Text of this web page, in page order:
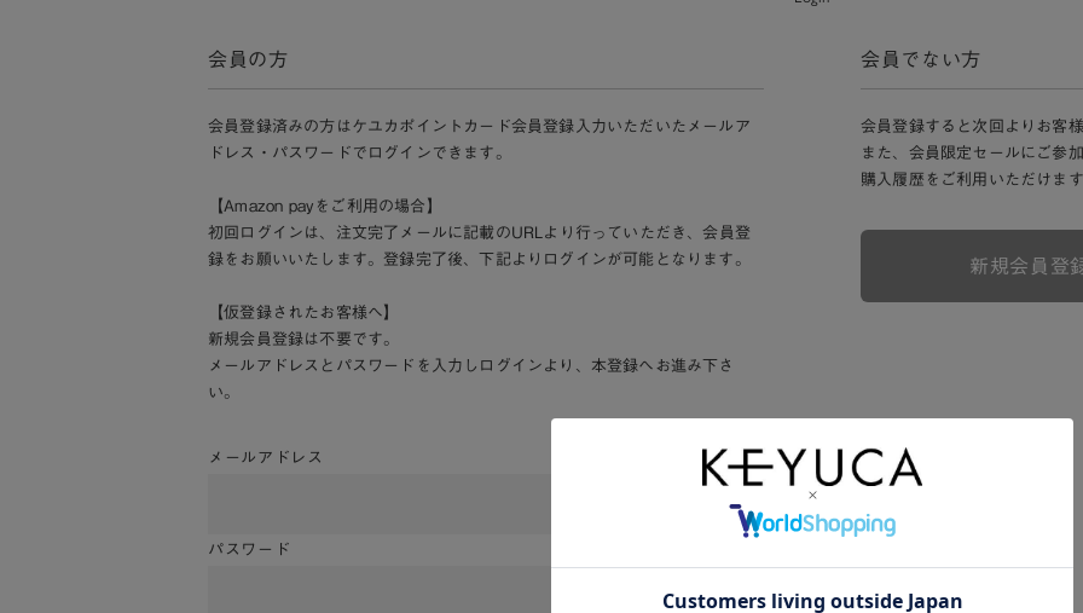
会員の方
会員登録済みの方はケユカポイントカード会員登録入力いただいたメールア
ドレス・パスワードでログインできます。
【Amazon payをご利用の場合】
初回ログインは、注文完了メールに記載のURLより行っていただき、会員登
録をお願いいたします。登録完了後、下記よりログインが可能となります。
【仮登録されたお客様へ】
新規会員登録は不要です。
メールアドレスとパスワードを入力しログインより、本登録へお進み下さ
い。
メールアドレス
パスワード
会員でない方
会員登録すると次回よりお客
また、会員限定セールにご参
購入履歴をご利用いただけま
新規会員登